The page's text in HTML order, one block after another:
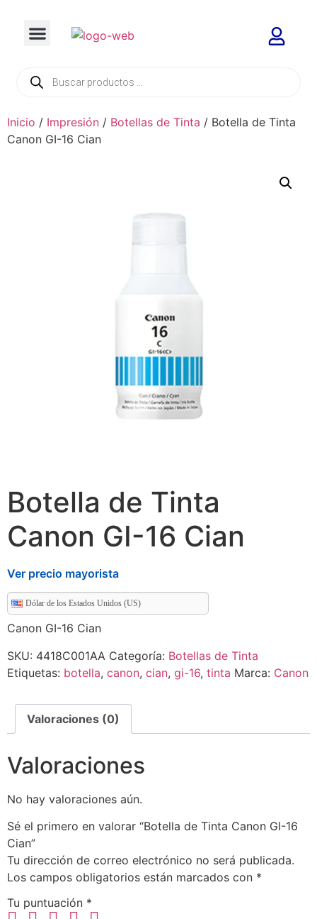
Inicio / Impresión / Botellas de Tinta / Botella de Tinta
Canon GI-16 Cian
Botella de Tinta
Canon GI-16 Cian
Ver precio mayorista
Dólar de los Estados Unidos (US)
Canon GI-16 Cian
SKU: 4418C001AA Categoría: Botellas de Tinta
Etiquetas: botella, canon, cian, gi-16, tinta Marca: Canon
Valoraciones (0)
Valoraciones
No hay valoraciones aún.
Sé el primero en valorar “Botella de Tinta Canon GI-16
Cian”
Tu dirección de correo electrónico no será publicada.
Los campos obligatorios están marcados con *
Tu puntuación *